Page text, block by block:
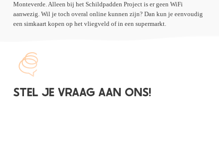
Monteverde. Alleen bij het Schildpadden Project is er geen WiFi
aanwezig. Wil je toch overal online kunnen zijn? Dan kun je eenvoudig
een simkaart kopen op het vliegveld of in een supermarkt.
STEL JE VRAAG AAN ONS!